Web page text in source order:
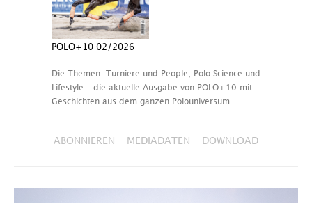
POLO+10 02/2026
Die Themen: Turniere und People, Polo Science und
Lifestyle – die aktuelle Ausgabe von POLO+10 mit
Geschichten aus dem ganzen Polouniversum.
ABONNIEREN MEDIADATEN DOWNLOAD